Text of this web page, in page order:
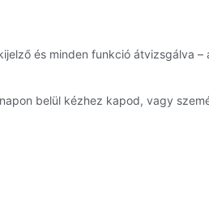
és minden funkció átvizsgálva –
belül kézhez kapod, vagy